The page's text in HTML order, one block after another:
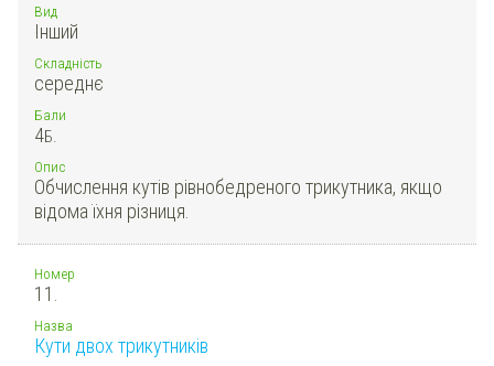
Вид
Інший
Складність
середнє
Бали
4Б.
Опис
Обчислення кутів рівнобедреного трикутника, якщо
відома їхня різниця.
Номер
11.
Назва
Кути двох трикутників